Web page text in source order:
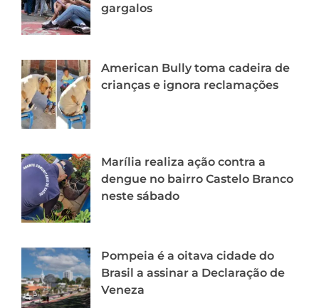
gargalos
American Bully toma cadeira de
crianças e ignora reclamações
Marília realiza ação contra a
dengue no bairro Castelo Branco
neste sábado
Pompeia é a oitava cidade do
Brasil a assinar a Declaração de
Veneza